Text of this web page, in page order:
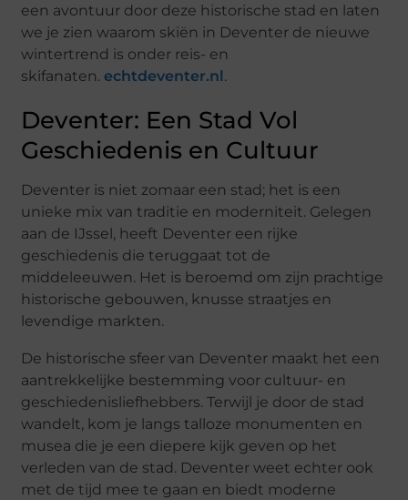
een avontuur door deze historische stad en laten
we je zien waarom skiën in Deventer de nieuwe
wintertrend is onder reis- en
skifanaten.echtdeventer.nl .
Deventer: Een Stad Vol
Geschiedenis en Cultuur
Deventer is niet zomaar een stad; het is een
unieke mix van traditie en moderniteit. Gelegen
aan de IJssel, heeft Deventer een rijke
geschiedenis die teruggaat tot de
middeleeuwen. Het is beroemd om zijn prachtige
historische gebouwen, knusse straatjes en
levendige markten.
De historische sfeer van Deventer maakt het een
aantrekkelijke bestemming voor cultuur- en
geschiedenisliefhebbers. Terwijl je door de stad
wandelt, kom je langs talloze monumenten en
musea die je een diepere kijk geven op het
verleden van de stad. Deventer weet echter ook
met de tijd mee te gaan en biedt moderne